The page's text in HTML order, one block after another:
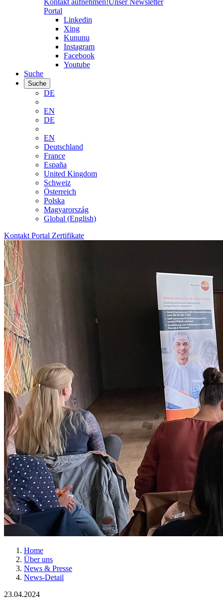
Kontakt aufnehmen!Unser Newsletter
Portal
Linkedin
Xing
Kununu
Instagram
Facebook
Youtube
Suche
Suche
DE
EN
DE
EN
Deutschland
France
España
United Kingdom
Schweiz
Österreich
Polska
Magyarország
Global (English)
Kontakt Portal Zertifikate
Home
Über uns
News & Presse
News-Detail
23.04.2024